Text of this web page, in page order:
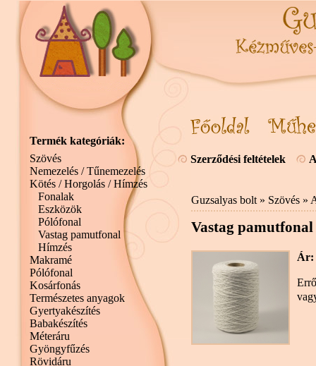
Szerződési feltételek
Guzsalyas bolt » Szövés »
Vastag
Ár:
Termék kategóriák:
Szövés
Nemezelés / Tűnemezelés
Kötés / Horgolás / Hímzés
Fonalak
Eszközök
Pólófonal
Vastag pamutfonal
Hímzés
Makramé
Pólófonal
Kosárfonás
Természetes anyagok
Gyertyakészítés
Babakészítés
Méteráru
Gyöngyfűzés
Rövidáru